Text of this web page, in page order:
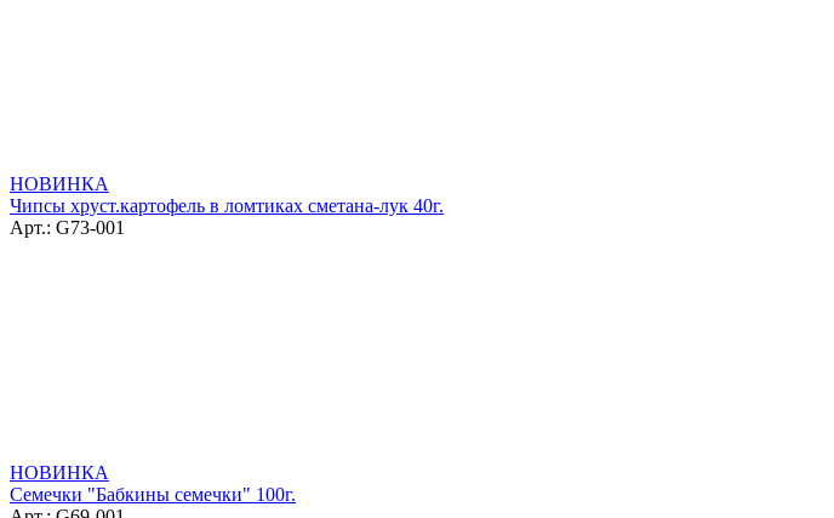
НОВИНКА
Чипсы хруст.картофель в ломтиках сметана-лук 40г.
Арт.: G73-001
НОВИНКА
Семечки "Бабкины семечки" 100г.